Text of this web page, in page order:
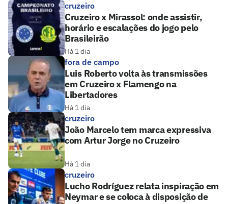
cruzeiro
Cruzeiro x Mirassol: onde assistir,
horário e escalações do jogo pelo
Brasileirão
Há 1 dia
fora de campo
Luis Roberto volta às transmissões
em Cruzeiro x Flamengo na
Libertadores
Há 1 dia
cruzeiro
João Marcelo tem marca expressiva
com Artur Jorge no Cruzeiro
Há 1 dia
cruzeiro
Lucho Rodríguez relata inspiração em
Neymar e se coloca à disposição de